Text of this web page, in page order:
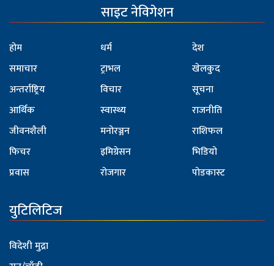
साइट नेविगेशन
होम
समाचार
अन्तर्राष्ट्रिय
आर्थिक
जीवनशैली
फिचर
प्रवास
धर्म
ट्राभल
विचार
स्वास्थ्य
मनोरञ्जन
इमिग्रेसन
रोजगार
देश
खेलकुद
सूचना
राजनीति
राशिफल
भिडियो
पोडकास्ट
युटिलिटिज
विदेशी मुद्रा